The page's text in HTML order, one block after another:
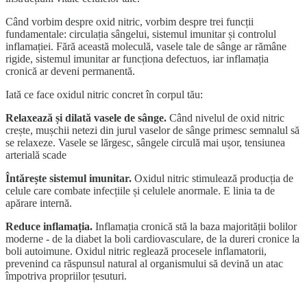
Când vorbim despre oxid nitric, vorbim despre trei funcții
fundamentale: circulația sângelui, sistemul imunitar și controlul
inflamației. Fără această moleculă, vasele tale de sânge ar rămâne
rigide, sistemul imunitar ar funcționa defectuos, iar inflamația
cronică ar deveni permanentă.
Iată ce face oxidul nitric concret în corpul tău:
Relaxează și dilată vasele de sânge. Când nivelul de oxid nitric
crește, mușchii netezi din jurul vaselor de sânge primesc semnalul să
se relaxeze. Vasele se lărgesc, sângele circulă mai ușor, tensiunea
arterială scade
Întărește sistemul imunitar. Oxidul nitric stimulează producția de
celule care combate infecțiile și celulele anormale. E linia ta de
apărare internă.
Reduce inflamația. Inflamația cronică stă la baza majorității bolilor
moderne - de la diabet la boli cardiovasculare, de la dureri cronice la
boli autoimune. Oxidul nitric reglează procesele inflamatorii,
prevenind ca răspunsul natural al organismului să devină un atac
împotriva propriilor țesuturi.